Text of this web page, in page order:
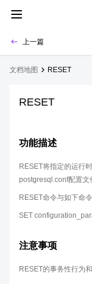
上一篇
文档地图 RESET
RESET
功能描述
RESET将指定的运行
postgresql.conf配置文
RESET命令与如下命
SET
注意事项
RESET的事务性行为